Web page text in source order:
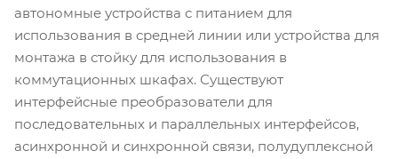
автономные устройства с питанием для
использования в средней линии или устройства для
монтажа в стойку для использования в
коммутационных шкафах. Существуют
интерфейсные преобразователи для
последовательных и параллельных интерфейсов,
асинхронной и синхронной связи, полудуплексной